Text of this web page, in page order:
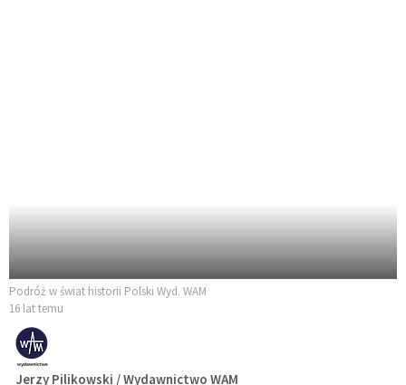
Podróż w świat historii Polski Wyd. WAM
16 lat temu
Jerzy Pilikowski / Wydawnictwo WAM